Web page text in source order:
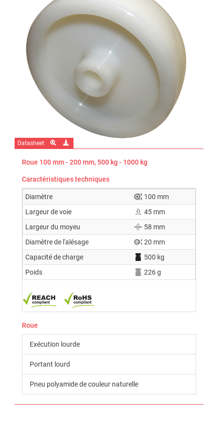
Datasheet
Roue 100 mm - 200 mm, 500 kg - 1000 kg
Caractéristiques techniques
Diamètre
100 mm
Largeur de voie
45 mm
Largeur du moyeu
58 mm
Diamètre de l'alésage
20 mm
Capacité de charge
500 kg
Poids
226 g
Roue
Exécution lourde
Portant lourd
Pneu polyamide de couleur naturelle